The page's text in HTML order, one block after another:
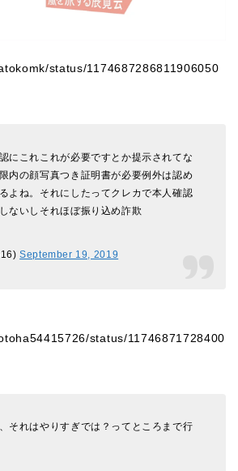
status/1174687286811906050
にこれこれが必要ですとか提示されてな
内の顔写真つき証明書が必要例外は認め
よね。それにしたってクレカで本人確認
ないしそれほぼ振り込め詐欺
September 19, 2019
status/11746871728400
それはやりすぎでは？ってところまで行